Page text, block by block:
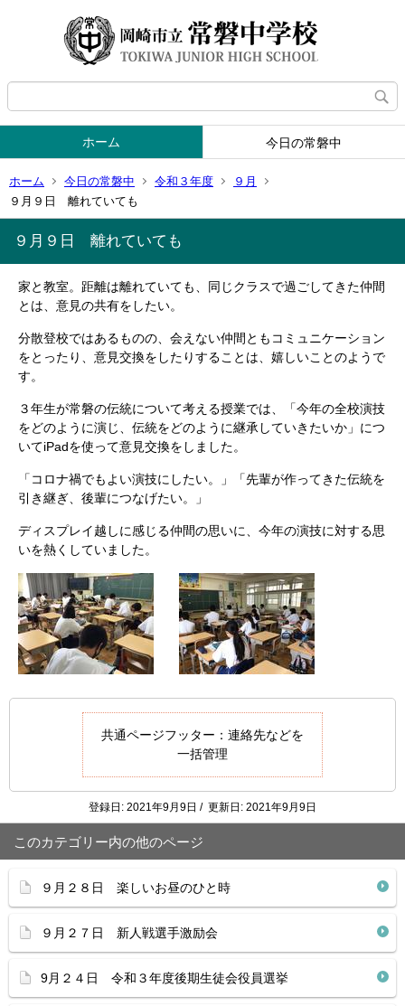
ホーム 今日の常磐中
ホーム 今日の常磐中 令和３年度
９月
９月９日 離れていても
９月９日 離れていても
家と教室。距離は離れていても、同じクラスで過ごしてきた仲間
とは、意見の共有をしたい。
分散登校ではあるものの、会えない仲間ともコミュニケーション
をとったり、意見交換をしたりすることは、嬉しいことのようで
す。
３年生が常磐の伝統について考える授業では、「今年の全校演技
をどのように演じ、伝統をどのように継承していきたいか」につ
いてiPadを使って意見交換をしました。
「コロナ禍でもよい演技にしたい。」「先輩が作ってきた伝統を
引き継ぎ、後輩につなげたい。」
ディスプレイ越しに感じる仲間の思いに、今年の演技に対する思
いを熱くしていました。
共通ページフッター：連絡先などを
一括管理
登録日: 2021年9月9日 / 更新日: 2021年9月9日
このカテゴリー内の他のページ
９月２８日 楽しいお昼のひと時
９月２７日 新人戦選手激励会
9月２４日 令和３年度後期生徒会役員選挙